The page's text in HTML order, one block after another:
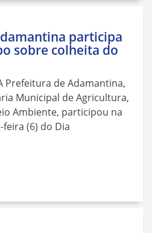
participa
sobre colheita do
Prefeitura de Adamantina,
Municipal de Agricultura,
Ambiente, participou na
(6) do Dia